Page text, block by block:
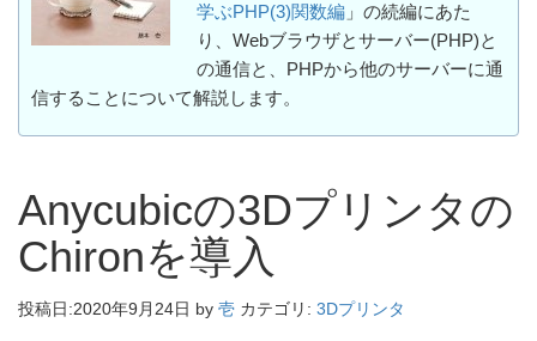
学ぶPHP(3)関数編 」の続編にあた
り、Webブラウザとサーバー(PHP)と
の通信と、PHPから他のサーバーに通
信することについて解説します。
Anycubicの3Dプリンタの
Chironを導入
投稿日:2020年9月24日 by 壱 カテゴリ: 3Dプリンタ